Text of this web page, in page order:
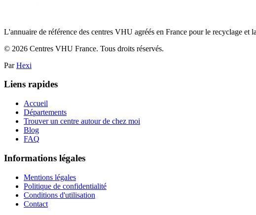
L'annuaire de référence des centres VHU agréés en France pour le recyclage et
© 2026 Centres VHU France. Tous droits réservés.
Par Hexi
Liens rapides
Accueil
Départements
Trouver un centre autour de chez moi
Blog
FAQ
Informations légales
Mentions légales
Politique de confidentialité
Conditions d'utilisation
Contact